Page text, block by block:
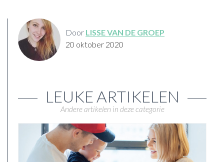
Door LISSE VAN DE GROEP
20 oktober 2020
LEUKE ARTIKELEN
Andere artikelen in deze categorie